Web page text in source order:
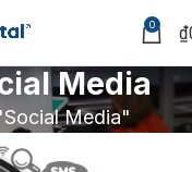
0 ₫
Media
Media"